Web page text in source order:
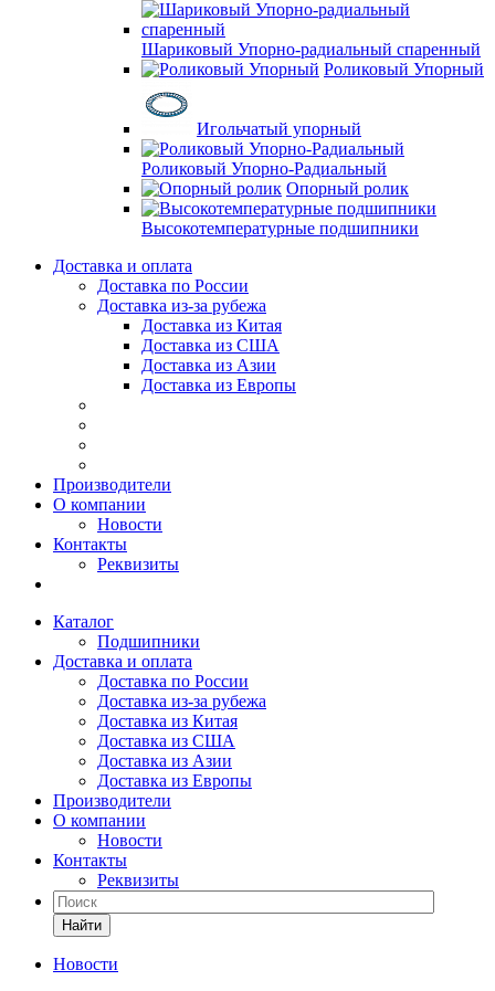
Шариковый Упорно-радиальный спаренный
Роликовый Упорный
Игольчатый упорный
Роликовый Упорно-Радиальный
Опорный ролик
Высокотемпературные подшипники
Доставка и оплата
Доставка по России
Доставка из-за рубежа
Доставка из Китая
Доставка из США
Доставка из Азии
Доставка из Европы
Производители
О компании
Новости
Контакты
Реквизиты
Каталог
Подшипники
Доставка и оплата
Доставка по России
Доставка из-за рубежа
Доставка из Китая
Доставка из США
Доставка из Азии
Доставка из Европы
Производители
О компании
Новости
Контакты
Реквизиты
Найти
Новости